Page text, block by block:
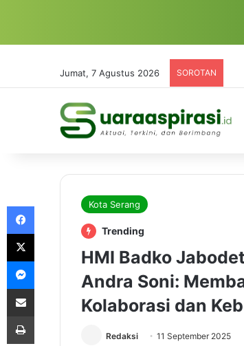
Jumat, 7 Agustus 2026 SOROTAN
Kota Serang
Trending
HMI Badko
Andra Soni:
Kolaborasi dan
Redaksi 11 September 2025
Messenger